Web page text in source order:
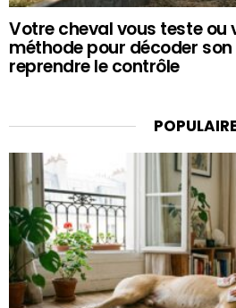
Votre cheval vous teste ou
méthode pour décoder
reprendre le contrôle